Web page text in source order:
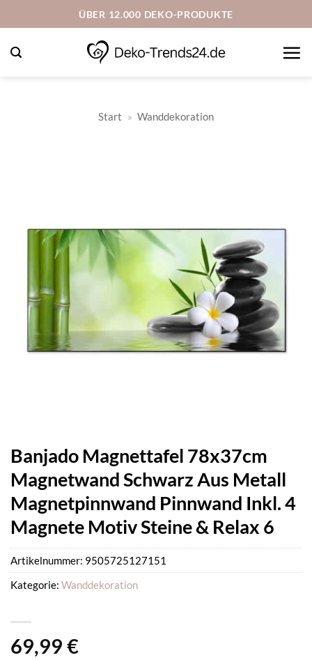
Inhalt
springen
ÜBER 12.000 DEKO-PRODUKTE
Start » Wanddekoration
Banjado Magnettafel 78x37cm
Magnetwand Schwarz Aus Metall
Magnetpinnwand Pinnwand Inkl. 4
Magnete Motiv Steine & Relax 6
69,99 €
Artikelnummer: 9505725127151
Kategorie: Wanddekoration